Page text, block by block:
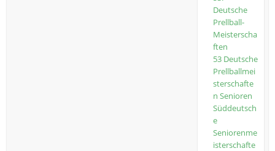
Deutsche
Prellball-
Meisterscha
ften
53 Deutsche
Prellballmei
sterschafte
n Senioren
Süddeutsch
e
Seniorenme
isterschafte